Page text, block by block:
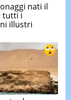
nati il
tutti i
illustri